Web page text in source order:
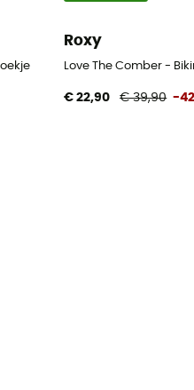
Roxy
Love The Comber -
€ 22,90 € 39,90 -